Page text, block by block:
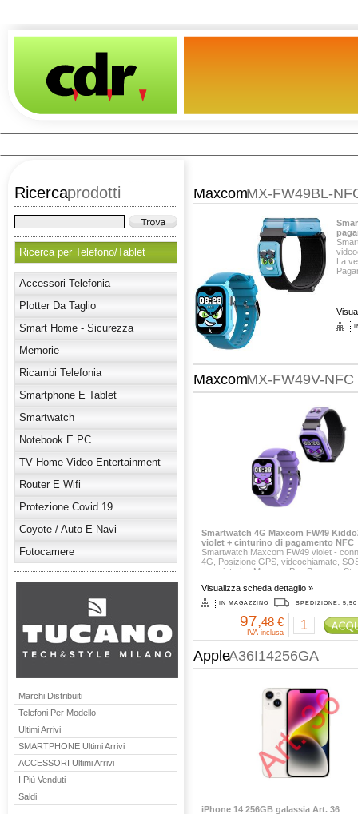
Ricercaprodotti
Ricerca per Telefono/Tablet
Accessori Telefonia
Plotter Da Taglio
Smart Home - Sicurezza
Memorie
Ricambi Telefonia
Smartphone E Tablet
Smartwatch
Notebook E PC
TV Home Video Entertainment
Router E Wifi
Protezione Covid 19
Coyote / Auto E Navi
Fotocamere
Marchi Distribuiti
Telefoni Per Modello
Ultimi Arrivi
SMARTPHONE Ultimi Arrivi
ACCESSORI Ultimi Arrivi
I Più Venduti
Saldi
MaxcomMX-FW49BL-
La
MaxcomMX-FW49V-NFC
Smartwatch 4G Maxcom FW49
violet + cinturino di pagamento NFC
Smartwatch Maxcom FW49 violet -
4G, Posizione GPS, videochiamate,
con cinturino Maxcom Pay Payment
cinturino incluso:
Pagamenti NFC: Integra la tecnologia
Pay per consentire al bambino...
Visualizza scheda dettaglio »
IN MAGAZZINO SPEDIZIONE:
97,48 €
IVA inclusa
AppleA36I14256GA
iPhone 14 256GB galassia Art. 36